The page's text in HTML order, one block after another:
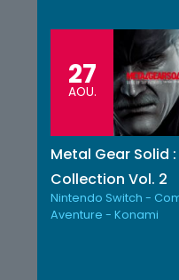
27
AOU.
Metal Gear Solid
Collection Vol. 2
Nintendo Switch -
Aventure - Konami